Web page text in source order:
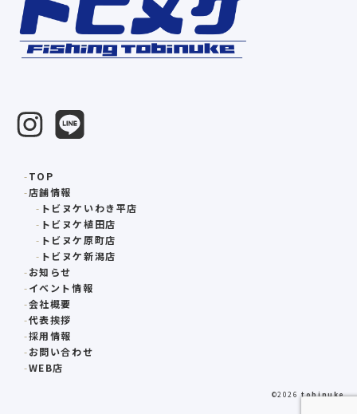
TOP
店舗情報
トビヌケいわき平店
トビヌケ植田店
トビヌケ原町店
トビヌケ新潟店
お知らせ
イベント情報
会社概要
代表挨拶
採用情報
お問い合わせ
WEB店
©2026tobinuke